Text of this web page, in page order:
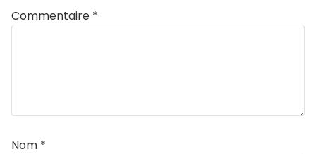
Commentaire *
Nom *